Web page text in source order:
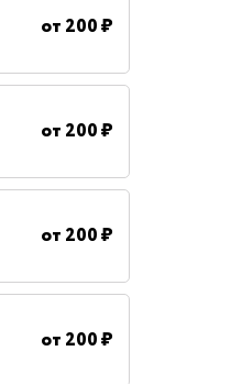
от 200 ₽
от 200 ₽
от 200 ₽
от 200 ₽